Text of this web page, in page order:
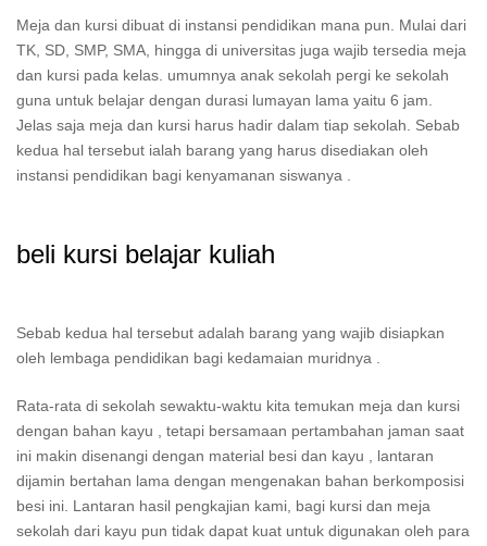
Meja dan kursi dibuat di instansi pendidikan mana pun. Mulai dari
TK, SD, SMP, SMA, hingga di universitas juga wajib tersedia meja
dan kursi pada kelas. umumnya anak sekolah pergi ke sekolah
guna untuk belajar dengan durasi lumayan lama yaitu 6 jam.
Jelas saja meja dan kursi harus hadir dalam tiap sekolah. Sebab
kedua hal tersebut ialah barang yang harus disediakan oleh
instansi pendidikan bagi kenyamanan siswanya .
beli kursi belajar kuliah
Sebab kedua hal tersebut adalah barang yang wajib disiapkan
oleh lembaga pendidikan bagi kedamaian muridnya .
Rata-rata di sekolah sewaktu-waktu kita temukan meja dan kursi
dengan bahan kayu , tetapi bersamaan pertambahan jaman saat
ini makin disenangi dengan material besi dan kayu , lantaran
dijamin bertahan lama dengan mengenakan bahan berkomposisi
besi ini. Lantaran hasil pengkajian kami, bagi kursi dan meja
sekolah dari kayu pun tidak dapat kuat untuk digunakan oleh para